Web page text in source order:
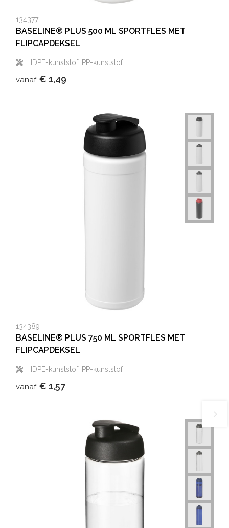
134377
BASELINE® PLUS 500 ML SPORTFLES MET
FLIPCAPDEKSEL
HDPE-kunststof, PP-kunststof
vanaf € 1,49
134389
BASELINE® PLUS 750 ML SPORTFLES MET
FLIPCAPDEKSEL
HDPE-kunststof, PP-kunststof
vanaf € 1,57